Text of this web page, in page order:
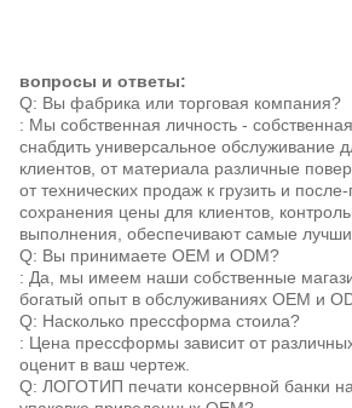
вопросы и ответы:
Q: Вы фабрика или торговая компания?
: Мы собственная личность -
снабдить универсальное обслуживание
клиентов, от материала различные
от технических продаж к грузить и
сохранения цены для клиентов,
выполнения, обеспечивают самые
Q: Вы принимаете OEM и ODM?
: Да, мы имеем наши собственные
богатый опыт в обслуживаниях OEM и
Q: Насколько прессформа стоила?
: Цена прессформы зависит от
оценит в ваш чертеж.
Q: ЛОГОТИП печати консервной банки